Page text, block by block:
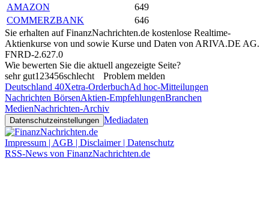
AMAZON
649
COMMERZBANK
646
Sie erhalten auf FinanzNachrichten.de kostenlose Realtime-
Aktienkurse von und sowie Kurse und Daten von ARIVA.DE AG.
FNRD-2.627.0
Wie bewerten Sie die aktuell angezeigte Seite?
sehr gut1 23456schlecht
Problem melden
Deutschland 40Xetra-OrderbuchAd hoc-Mitteilungen
Nachrichten BörsenAktien-EmpfehlungenBranchen
MedienNachrichten-Archiv
Datenschutzeinstellungen Mediadaten
Impressum | AGB | Disclaimer | Datenschutz
RSS-News von FinanzNachrichten.de